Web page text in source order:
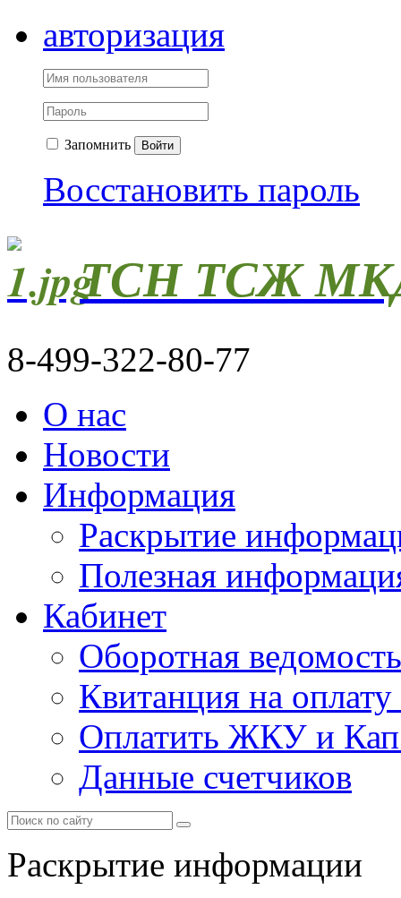
авторизация
Запомнить Войти
Восстановить пароль
ТСН ТСЖ
8-499-322-80-77
О нас
Новости
Информация
Раскрытие
Полезная
Кабинет
Оборотная ведомость
Квитанция на
Оплатить ЖКУ и
Данные счетчиков
Раскрытие информации